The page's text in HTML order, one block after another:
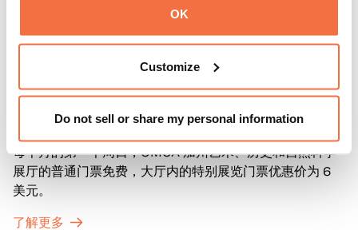
OK
Customize
Do not sell or share my personal information
第一主日
每个月的第一个周日，OMCA 加州艺术、历史和自然科学
展厅的普通门票免费，大厅内的特别展览门票优惠价为 6
美元。
了解更多